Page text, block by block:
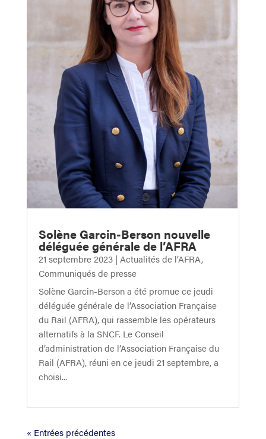
Solène Garcin-Berson nouvelle
déléguée générale de l’AFRA
21 septembre 2023| Actualités de l’AFRA,
Communiqués de presse
Solène Garcin-Berson a été promue ce jeudi
déléguée générale de l’Association Française
du Rail (AFRA), qui rassemble les opérateurs
alternatifs à la SNCF. Le Conseil
d’administration de l’Association Française du
Rail (AFRA), réuni en ce jeudi 21 septembre, a
choisi...
« Entrées précédentes